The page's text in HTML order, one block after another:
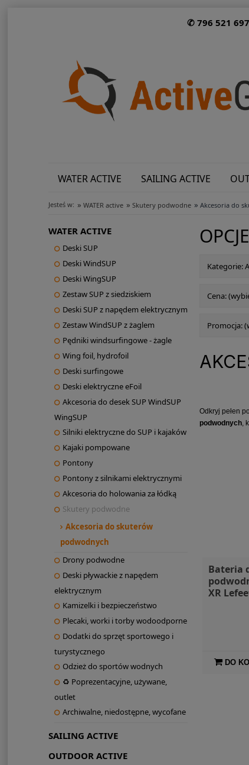
✆ 796 521 697
WATER ACTIVE SAILING ACTIVE
Jesteś w: » WATER active » Skutery podwodne » Akcesoria do
WATER ACTIVE
Deski SUP
Deski WindSUP
Deski WingSUP
Zestaw SUP z siedziskiem
Deski SUP z napędem elektrycznym
Zestaw WindSUP z żaglem
Pędniki windsurfingowe - żagle
Wing foil, hydrofoil
Deski surfingowe
Deski elektryczne eFoil
Akcesoria do desek SUP WindSUP
WingSUP
Silniki elektryczne do SUP i kajaków
Kajaki pompowane
Pontony
Pontony z silnikami elektrycznymi
Akcesoria do holowania za łódką
Skutery podwodne
Akcesoria do skuterów
podwodnych
Drony podwodne
Deski pływackie z napędem
elektrycznym
Kamizelki i bezpieczeństwo
Plecaki, worki i torby wodoodporne
Dodatki do sprzęt sportowego i
turystycznego
Odzież do sportów wodnych
♻ Poprezentacyjne, używane,
outlet
Archiwalne, niedostępne, wycofane
SAILING ACTIVE
OUTDOOR ACTIVE
Kategorie:
Cena:
Promocja:
Odkryj pełen
podwodnych,
Bateria
XR
DO